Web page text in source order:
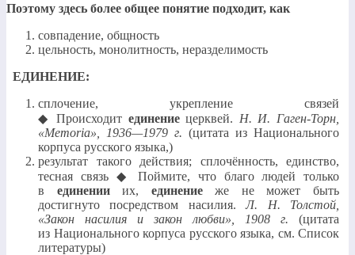
Поэтому здесь более общее понятие подходит, как
совпадение, общность
цельность, монолитность, неразделимость
ЕДИНЕНИЕ:
сплочение, укрепление связей
◆ Происходит единениецерквей. Н. И. Гаген-Торн,
«Memoria», 1936—1979 г. (цитата из Национального
корпуса русского языка,)
результат такого действия; сплочённость, единство,
тесная связь ◆ Поймите, что благо людей только
в единенииих, единениеже не может быть
достигнуто посредством насилия.Л. Н. Толстой
«Закон насилия и закон любви», 1908 г. (цитата
из Национального корпуса русского языка, см. Список
литературы)